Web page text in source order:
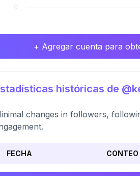
+ Agregar cuenta para
históricas de
changes in followers,
FECHA CONTEO